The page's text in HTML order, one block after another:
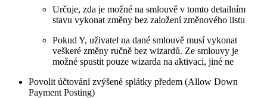
Určuje, zda je možné na smlouvě v tomto detailním
stavu vykonat změny bez založení změnového listu
Pokud Y, uživatel na dané smlouvě musí vykonat
veškeré změny ručně bez wizardů. Ze smlouvy je
možné spustit pouze wizarda na aktivaci, jiné ne
Povolit účtování zvýšené splátky předem (Allow Down
Payment Posting)